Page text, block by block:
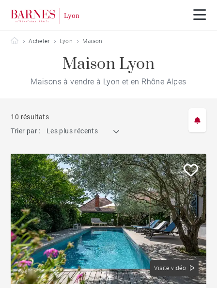
Barnes Lyon
Acheter Lyon Maison
Maison Lyon
Maisons à vendre à Lyon et en Rhône Alpes
10 résultats
Trier par :
Les plus récents
Visite vidéo